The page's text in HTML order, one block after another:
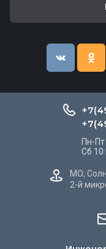
Пн-Пт
Сб
МО,
2-й